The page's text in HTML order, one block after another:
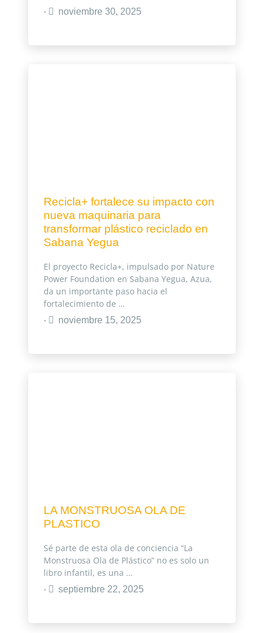
• noviembre 30, 2025
Recicla+ fortalece su impacto con
nueva maquinaria para
transformar plástico reciclado en
Sabana Yegua
El proyecto Recicla+, impulsado por Nature
Power Foundation en Sabana Yegua, Azua,
da un importante paso hacia el
fortalecimiento de …
• noviembre 15, 2025
LA MONSTRUOSA OLA DE
PLASTICO
Sé parte de esta ola de conciencia “La
Monstruosa Ola de Plástico” no es solo un
libro infantil, es una …
• septiembre 22, 2025